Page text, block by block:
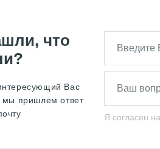
что
Вас
мы пришлем ответ
Я согласен